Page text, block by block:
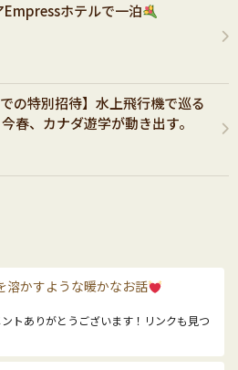
Empressホテルで一泊
での特別招待】水上飛行機で巡る
春、カナダ遊学が動き出す。
溶かすような暖かなお話
トありがとうございます！リンクも見つ